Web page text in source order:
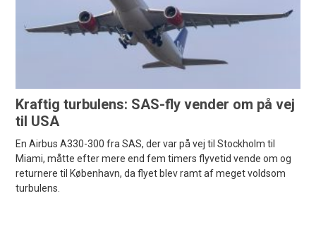
Kraftig turbulens: SAS-fly vender om på vej
til USA
En Airbus A330-300 fra SAS, der var på vej til Stockholm til
Miami, måtte efter mere end fem timers flyvetid vende om og
returnere til København, da flyet blev ramt af meget voldsom
turbulens.